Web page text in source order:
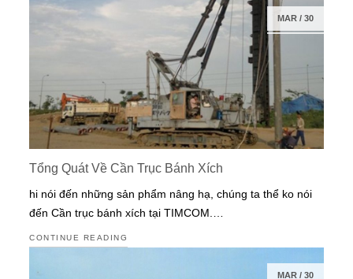
MAR/ 30
Tổng Quát Về Cần Trục Bánh Xích
hi nói đến những sản phẩm nâng hạ, chúng ta thể ko nói
đến Cần trục bánh xích tại TIMCOM.…
CONTINUE READING
MAR/ 30